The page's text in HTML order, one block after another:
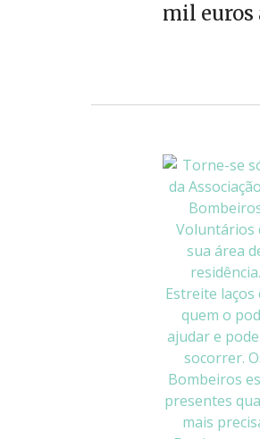
mil euros